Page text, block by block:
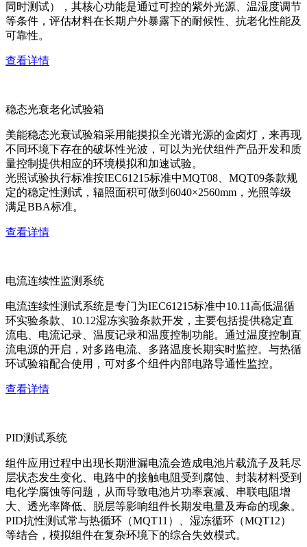
同时测试），其核心功能是通过可控的紫外光源、温湿度调节
等条件，评估材料在长期户外暴露下的耐候性、抗老化性能及
可靠性。
查看详情
稳态光衰老化试验箱
美能稳态光衰试验箱采用能摸拟全光谱光源的金卤灯，来再现
不同环境下存在的破坏性光波，可以为光伏组件产品开发和质
量控制提供相应的环境模拟和加速试验。
光照试验执行标准按IEC61215标准中MQT08、MQT09条款规
定的稳定性测试，辐照面积可做到6040×2560mm，光照等级
满足BBA标准。
查看详情
电流连续性监测系统
电流连续性测试系统是专门为IEC61215标准中10.11高低温循
环实验条款、10.12湿冻实验条款开发，主要包括提供稳定直
流电、电流记录、温度记录和温度控制功能。通过温度控制直
流电源的开启，对多路电流、多路温度长期实时监控。与热循
环试验箱配合使用，可对多个组件内部电路导通性监控。
查看详情
PID测试系统
组件应用过程中出现长期泄漏电流会造成电池片载流子及耗尽
层状态发生变化、电路中的接触电阻受到腐蚀、封装材料受到
电化学腐蚀等问题，从而导致电池片功率衰减、串联电阻增
大、透光率降低、脱层等影响组件长期发电量及寿命的现象。
PID抗性测试常与热循环（MQT11）、湿冻循环（MQT12）
等结合，模拟组件在复杂环境下的综合失效模式。